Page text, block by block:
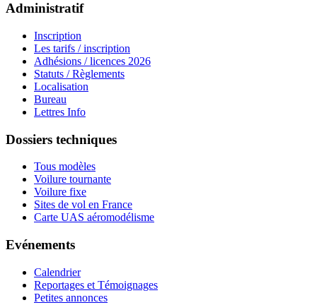
Administratif
Inscription
Les tarifs / inscription
Adhésions / licences 2026
Statuts / Règlements
Localisation
Bureau
Lettres Info
Dossiers techniques
Tous modèles
Voilure tournante
Voilure fixe
Sites de vol en France
Carte UAS aéromodélisme
Evénements
Calendrier
Reportages et Témoignages
Petites annonces